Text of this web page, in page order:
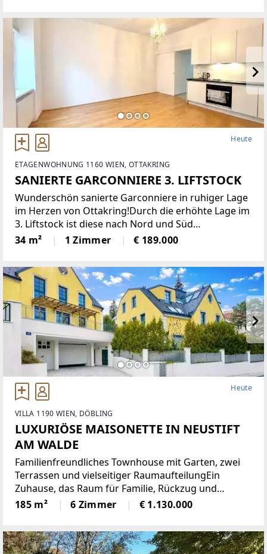
Heute
ETAGENWOHNUNG 1160 WIEN, OTTAKRING
SANIERTE GARCONNIERE 3. LIFTSTOCK
Wunderschön sanierte Garconniere in ruhiger Lage
im Herzen von Ottakring!Durch die erhöhte Lage im
3. Liftstock ist diese nach Nord und Süd
ausgerichtete Wohnung sehr hell und bietet eine
angenehme Wohnatmosphäre. Sie verfügt über
34 m² 1 Zimmer € 189.000
Heute
VILLA 1190 WIEN, DÖBLING
LUXURIÖSE MAISONETTE IN NEUSTIFT
AM WALDE
Familienfreundliches Townhouse mit Garten, zwei
Terrassen und vielseitiger RaumaufteilungEin
Zuhause, das Raum für Familie, Rückzug und
gemeinsames Leben schafft: Dieses grosszügige
Townhouse mit rund 185 m² Wohnfläche überzeugt
185 m² 6 Zimmer € 1.130.000